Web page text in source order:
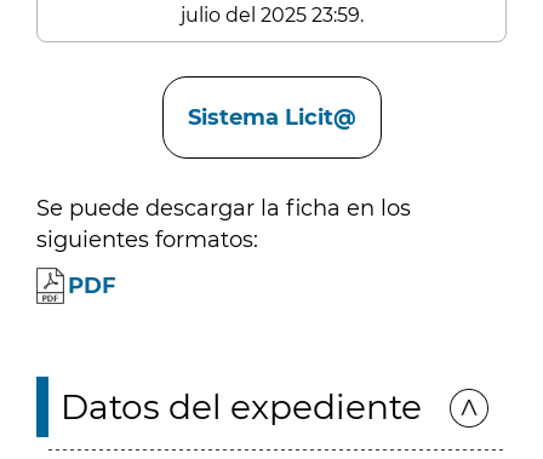
julio del 2025 23:59.
Sistema Licit@
Se puede descargar la ficha en los
siguientes formatos:
PDF
Datos del expediente